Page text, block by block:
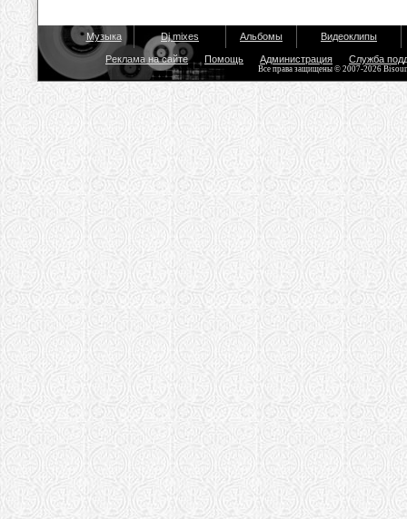
Музыка Dj mixes Альбомы Видеоклипы
Реклама на сайте Помощь Администрация Служба
Все права защищены © 2007-2026